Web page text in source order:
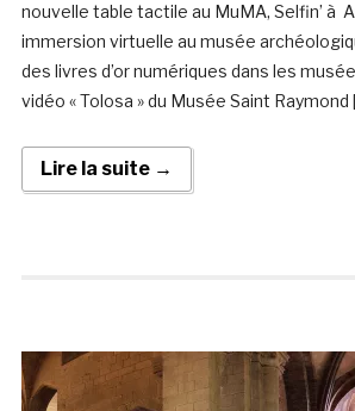
nouvelle table tactile au MuMA, Selfin’ à
immersion virtuelle au musée
des livres d’or numériques dans les
vidéo « Tolosa » du Musée Saint Raymond
Lire la suite →